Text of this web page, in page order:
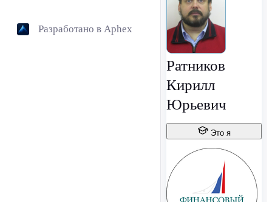
Разработано в Aphex
Ратников
Кирилл
Юрьевич
Это я